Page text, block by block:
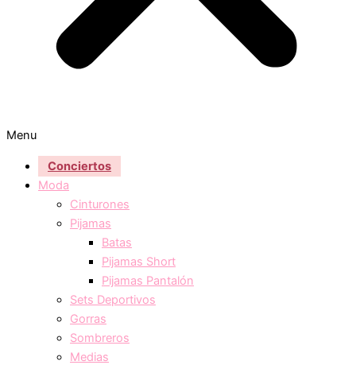
Menu
Conciertos
Moda
Cinturones
Pijamas
Batas
Pijamas Short
Pijamas Pantalón
Sets Deportivos
Gorras
Sombreros
Medias